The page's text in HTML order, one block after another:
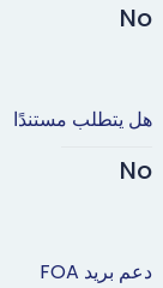
No
هل يتطلب مستندًا
No
دعم بريد FOA